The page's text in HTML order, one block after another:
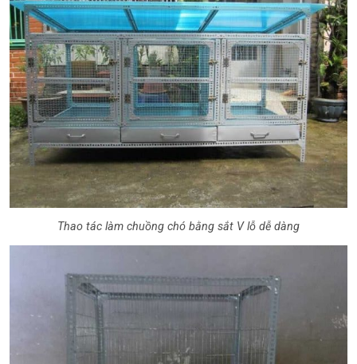
Thao tác làm chuồng chó bằng sắt V lỗ dễ dàng